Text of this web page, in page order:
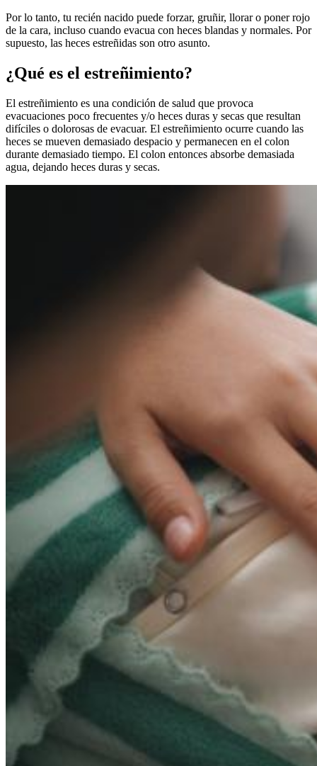
Por lo tanto, tu recién nacido puede forzar, gruñir, llorar o poner rojo
de la cara, incluso cuando evacua con heces blandas y normales. Por
supuesto, las heces estreñidas son otro asunto.
¿Qué es el estreñimiento?
El estreñimiento es una condición de salud que provoca
evacuaciones poco frecuentes y/o heces duras y secas que resultan
difíciles o dolorosas de evacuar. El estreñimiento ocurre cuando las
heces se mueven demasiado despacio y permanecen en el colon
durante demasiado tiempo. El colon entonces absorbe demasiada
agua, dejando heces duras y secas.